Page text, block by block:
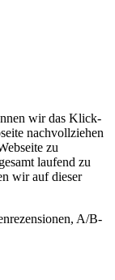
wir das Klick-
nachvollziehen
zu
laufend zu
wir auf dieser
A/B-